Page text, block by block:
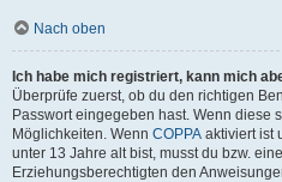
Nach oben
Ich habe mich registriert, kann mich
Überprüfe zuerst, ob du den richtigen
Passwort eingegeben hast. Wenn diese
Möglichkeiten. Wenn COPPA aktiviert ist
unter 13 Jahre alt bist, musst du bzw.
Erziehungsberechtigten den